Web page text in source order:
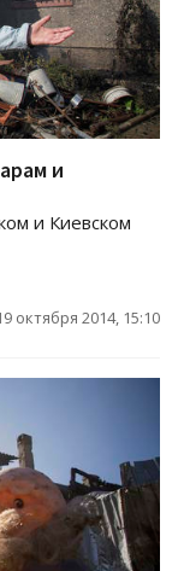
и
и Киевском
октября 2014, 15:10